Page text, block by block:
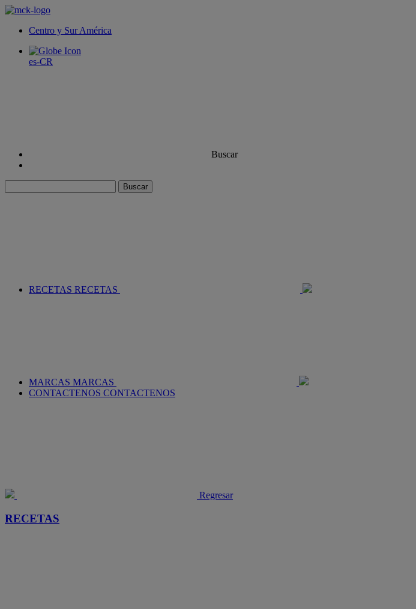
Centro y Sur América
es-CR
Buscar
Buscar
RECETAS RECETAS
MARCAS MARCAS
CONTACTENOS CONTACTENOS
Regresar
RECETAS